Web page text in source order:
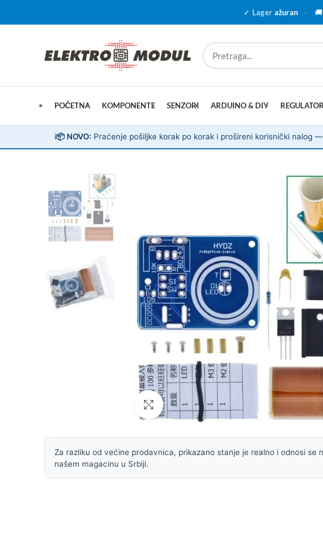
✓ Lager ažuran ·
POČETNA KOMPONENTE SENZORI ARDUINO & DIY
ℹ️📦 NOVO: Praćenje pošiljke korak po korak i prošireni korisnički nalog
Uvećaj sliku
Za razliku od većine prodavnica, prikazano stanje je realno i odnosi se
našem magacinu u Srbiji.